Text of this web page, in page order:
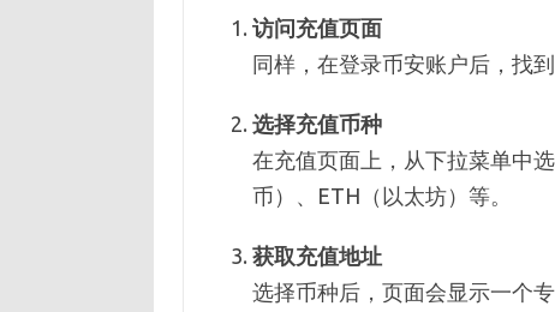
访问充值页面
同样，在登录币安账户后，找
选择充值币种
在充值页面上，从下拉菜单中
币）、ETH（以太坊）等。
获取充值地址
选择币种后，页面会显示一个